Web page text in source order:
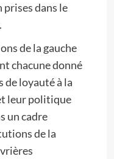
dans le
de la gauche
chacune donné
de loyauté à la
leur politique
un cadre
de la